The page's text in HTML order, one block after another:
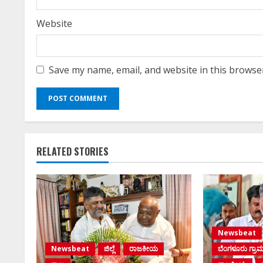
Website
Save my name, email, and website in this
RELATED STORIES
Newsbeat ಜಿಲ್ಲೆ
ರಾಜಕೀಯ
Newsbeat
ಬೆಂಗಳೂರು